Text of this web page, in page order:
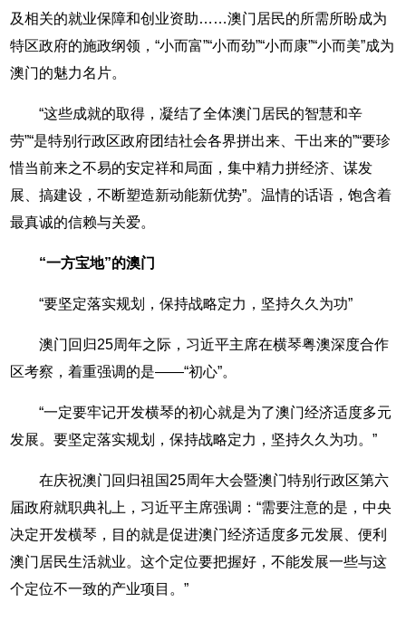
及相关的就业保障和创业资助……澳门居民的所需所盼成为
特区政府的施政纲领，“小而富”“小而劲”“小而康”“小而美”成为
澳门的魅力名片。
“这些成就的取得，凝结了全体澳门居民的智慧和辛
劳”“是特别行政区政府团结社会各界拼出来、干出来的”“要珍
惜当前来之不易的安定祥和局面，集中精力拼经济、谋发
展、搞建设，不断塑造新动能新优势”。温情的话语，饱含着
最真诚的信赖与关爱。
“一方宝地”的澳门
“要坚定落实规划，保持战略定力，坚持久久为功”
澳门回归25周年之际，习近平主席在横琴粤澳深度合作
区考察，着重强调的是——“初心”。
“一定要牢记开发横琴的初心就是为了澳门经济适度多元
发展。要坚定落实规划，保持战略定力，坚持久久为功。”
在庆祝澳门回归祖国25周年大会暨澳门特别行政区第六
届政府就职典礼上，习近平主席强调：“需要注意的是，中央
决定开发横琴，目的就是促进澳门经济适度多元发展、便利
澳门居民生活就业。这个定位要把握好，不能发展一些与这
个定位不一致的产业项目。”